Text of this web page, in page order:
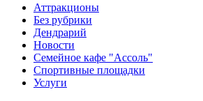
Аттракционы
Без рубрики
Дендрарий
Новости
Семейное кафе "Ассоль"
Спортивные площадки
Услуги